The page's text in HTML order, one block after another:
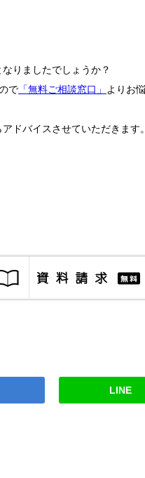
りましたでしょうか？
で 「無料ご相談窓口」 よりお
ドバイスさせていただきます。
LINE